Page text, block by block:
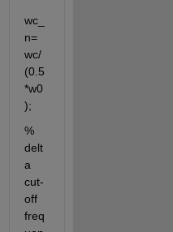
wc_
n=
wc/
(0.5
*w0
);
%
delt
a
cut-
off
freq